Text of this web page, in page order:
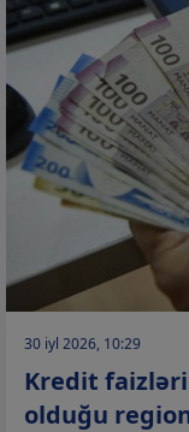
30 iyl 2026, 10:29
Kredit
olduğu